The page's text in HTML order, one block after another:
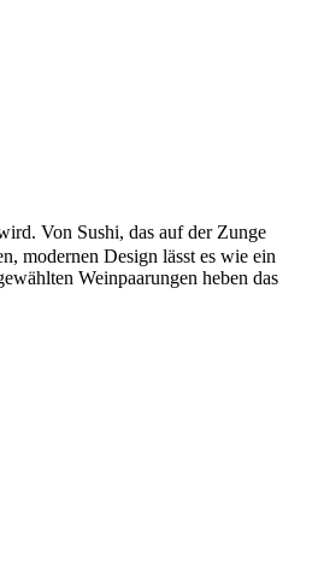
Von Sushi, das auf der Zunge
modernen Design lässt es wie ein
Weinpaarungen heben das